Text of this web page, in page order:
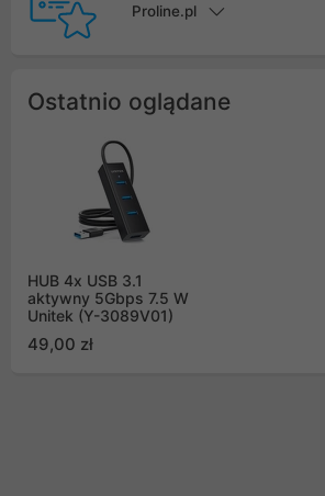
Proline.pl
Ostatnio oglądane
HUB 4x USB 3.1
aktywny 5Gbps 7.5 W
Unitek (Y-3089V01)
49,00 zł